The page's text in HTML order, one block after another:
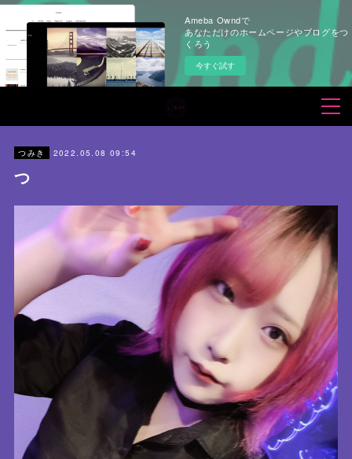
Ameba Owndで
あなただけのホームページやブログをつ
くろう
今すぐ試す
つみき 2022.05.08 09:54
つ